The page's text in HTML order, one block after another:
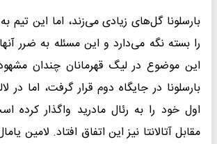
بارسلونا گل‌های زیادی می‌زند، اما این تیم
را بسته نگه می‌دارد و این مسئله به ضرر
این موضوع در لیگ قهرمانان چندان
بارسلونا در جایگاه دوم قرار گرفت، اما در
اول خود را به رئال مادرید واگذار کرده
مقابل آتالانتا نیز این اتفاق افتاد. لامین